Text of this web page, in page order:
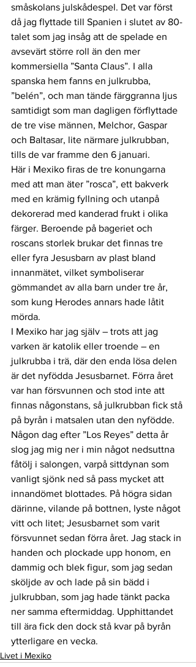
småskolans julskådespel. Det var först
då jag flyttade till Spanien i slutet av 80-
talet som jag insåg att de spelade en
avsevärt större roll än den mer
kommersiella ”Santa Claus”. I alla
spanska hem fanns en julkrubba,
”belén”, och man tände färggranna ljus
samtidigt som man dagligen förflyttade
de tre vise männen, Melchor, Gaspar
och Baltasar, lite närmare julkrubban,
tills de var framme den 6 januari.
Här i Mexiko firas de tre konungarna
med att man äter ”rosca”, ett bakverk
med en krämig fyllning och utanpå
dekorerad med kanderad frukt i olika
färger. Beroende på bageriet och
roscans storlek brukar det finnas tre
eller fyra Jesusbarn av plast bland
innanmätet, vilket symboliserar
gömmandet av alla barn under tre år,
som kung Herodes annars hade låtit
mörda.
I Mexiko har jag själv – trots att jag
varken är katolik eller troende – en
julkrubba i trä, där den enda lösa delen
är det nyfödda Jesusbarnet. Förra året
var han försvunnen och stod inte att
finnas någonstans, så julkrubban fick stå
på byrån i matsalen utan den nyfödde.
Någon dag efter ”Los Reyes” detta år
slog jag mig ner i min något nedsuttna
fåtölj i salongen, varpå sittdynan som
vanligt sjönk ned så pass mycket att
innandömet blottades. På högra sidan
därinne, vilande på bottnen, lyste något
vitt och litet; Jesusbarnet som varit
försvunnet sedan förra året. Jag stack in
handen och plockade upp honom, en
dammig och blek figur, som jag sedan
sköljde av och lade på sin bädd i
julkrubban, som jag hade tänkt packa
ner samma eftermiddag. Upphittandet
till ära fick den dock stå kvar på byrån
ytterligare en vecka.
Livet i Mexiko